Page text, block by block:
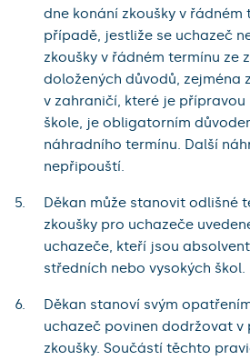
dne konání zkoušky v řádném
případě, jestliže se uchazeč
zkoušky v řádném termínu ze
doložených důvodů, zejména
v zahraničí, které je přípravou
škole, je obligatorním
náhradního termínu. Další
nepřipouští.
Děkan může stanovit odlišné
zkoušky pro uchazeče
uchazeče, kteří jsou
středních nebo vysokých škol.
Děkan stanoví svým
uchazeč povinen dodržovat
zkoušky. Součástí těchto